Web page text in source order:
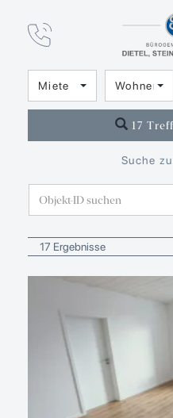
Miete, Wohnen
Miete Wohnen
17
Suche
17 Ergebnisse